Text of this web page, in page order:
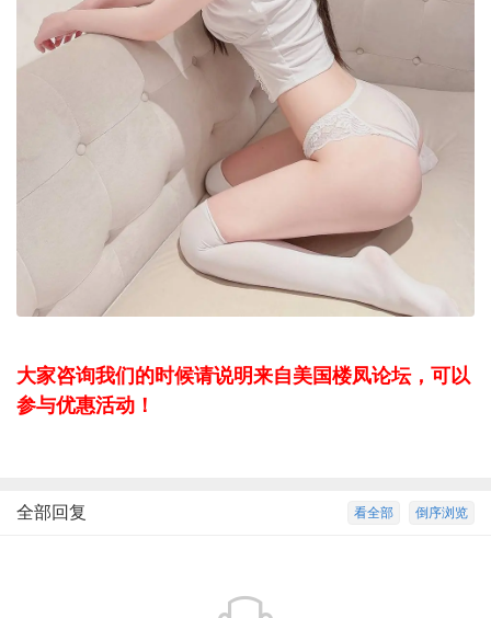
大家咨询我们的时候请说明来自美国楼凤论坛，可以
参与优惠活动！
倒序浏览
看全部
全部回复